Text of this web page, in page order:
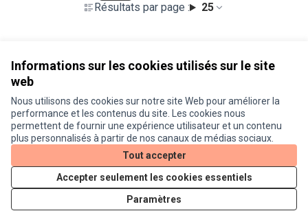
Informations sur les cookies utilisés sur le site
web
Nous utilisons des cookies sur notre site Web pour améliorer la
performance et les contenus du site. Les cookies nous
permettent de fournir une expérience utilisateur et un contenu
plus personnalisés à partir de nos canaux de médias sociaux.
Tout accepter
Accepter seulement les cookies essentiels
Paramètres
Résultats par page : 25
Conditions d'utilisation
Paramètres des cookies
Je participe ! sur X
(Lien externe)
Je participe ! sur Facebook
Je participe ! sur Instagram
Site réalisé grâce aulogiciel libre Decidim .
Licence
(Lien